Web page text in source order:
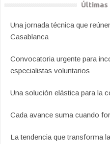
Una jornada técnica que
Casablanca
Convocatoria urgente para
especialistas voluntarios
Una solución elástica para la
Cada avance suma cuando
La tendencia que transforma